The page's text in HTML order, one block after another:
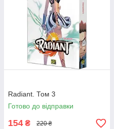
Radiant. Том 3
Готово до відправки
154 ₴ 220 ₴